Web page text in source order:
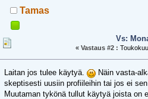
Tamas
Vs:
« Vastaus #2 :
Laitan jos tulee käytyä.
Näin vasta-
skeptisesti uusiin profiileihin tai jos ei
Muutaman tykönä tullut käytyä joista on